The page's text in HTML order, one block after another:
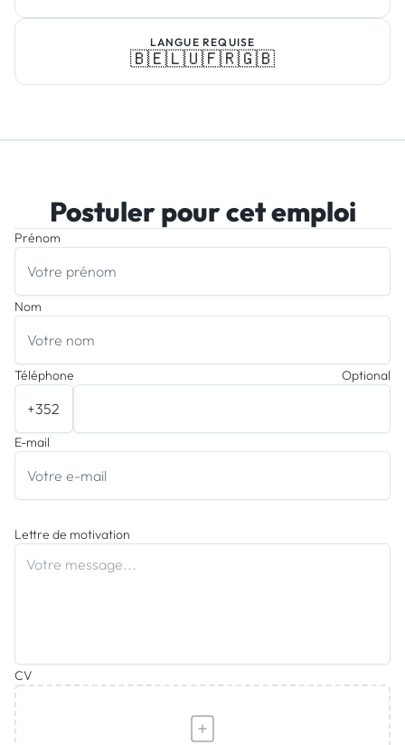
LANGUE REQUISE
🇧🇪🇱🇺🇫🇷🇬🇧
Postuler pour cet emploi
Prénom
Nom
Téléphone Optional
E-mail
Lettre de motivation
CV